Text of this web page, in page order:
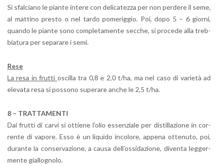
Si sfal­cia­no le pian­te in­te­re con de­li­ca­tez­za per non per­de­re il seme,
al mat­ti­no pre­sto o nel tardo po­me­rig­gio. Poi, dopo 5 – 6 gior­ni,
quan­do le pian­te sono com­ple­ta­men­te sec­che, si pro­ce­de alla treb­
bia­tu­ra per se­pa­ra­re i semi.
Rese
La resa in frut­ti oscil­la tra 0,8 e 2,0 t/ha, ma nel caso di va­rie­tà ad
ele­va­ta resa si pos­so­no su­pe­ra­re anche le 2,5 t/ha.
8 – TRAT­TA­MEN­TI
Dai frut­ti di carvi si ot­tie­ne l’o­lio es­sen­zia­le per di­stil­la­zio­ne in cor­
ren­te di va­po­re. Esso è un li­qui­do in­co­lo­re, ap­pe­na ot­te­nu­to, poi,
du­ran­te la con­ser­va­zio­ne, a causa del­l’os­si­da­zio­ne, di­ven­ta leg­ger­
men­te gial­lo­gno­lo.